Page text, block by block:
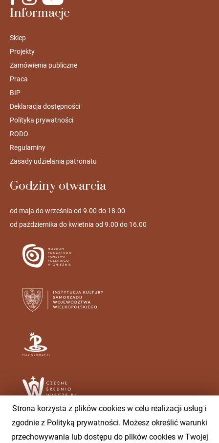
Informacje
Sklep
Projekty
Zamówienia publiczne
Praca
BIP
Deklaracja dostępności
Polityka prywatności
RODO
Regulaminy
Zasady udzielania patronatu
Godziny otwarcia
od maja do września od 9.00 do 18.00
od października do kwietnia od 9.00 do 16.00
Muzeum Początków Państwa Polskiego w Gnieźnie ©2020 |
Strona korzysta z plików cookies w celu realizacji usług i
zgodnie z Polityką prywatności. Możesz określić warunki
przechowywania lub dostępu do plików cookies w Twojej